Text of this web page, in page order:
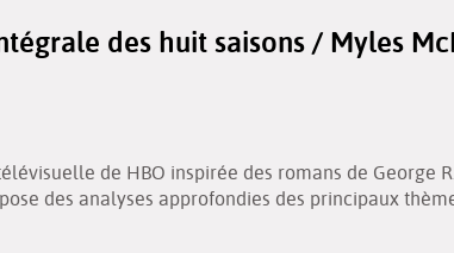
des huit saisons / Myles
de HBO inspirée des romans de George
des analyses approfondies des principaux